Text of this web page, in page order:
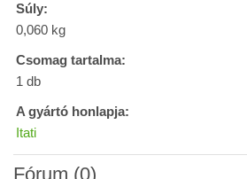
Súly:
0,060 kg
Csomag tartalma:
1 db
A gyártó honlapja:
Itati
Fórum (0)